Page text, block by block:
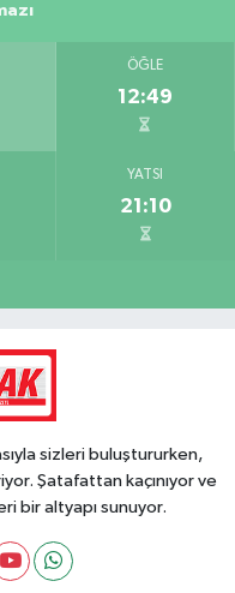
ÖĞLE
12:49
YATSI
21:10
sizleri buluştururken,
Şatafattan kaçınıyor ve
bir altyapı sunuyor.